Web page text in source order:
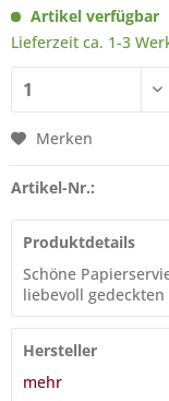
Artikel verfügbar
Lieferzeit ca. 1-3
Merken
Artikel-Nr.:
Produktdetails
Schöne
liebevoll
Hersteller
mehr